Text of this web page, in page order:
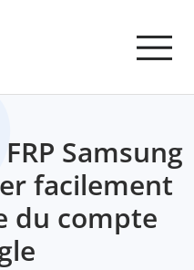
Samsung
facilement
du compte